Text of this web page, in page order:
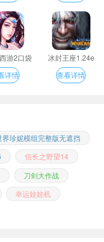
游2口袋
版
详情
冰封王座1.24e
查看详情
界珍妮模组完整版无遮挡
信长之野望14
刀剑大作战
幸运娃娃机